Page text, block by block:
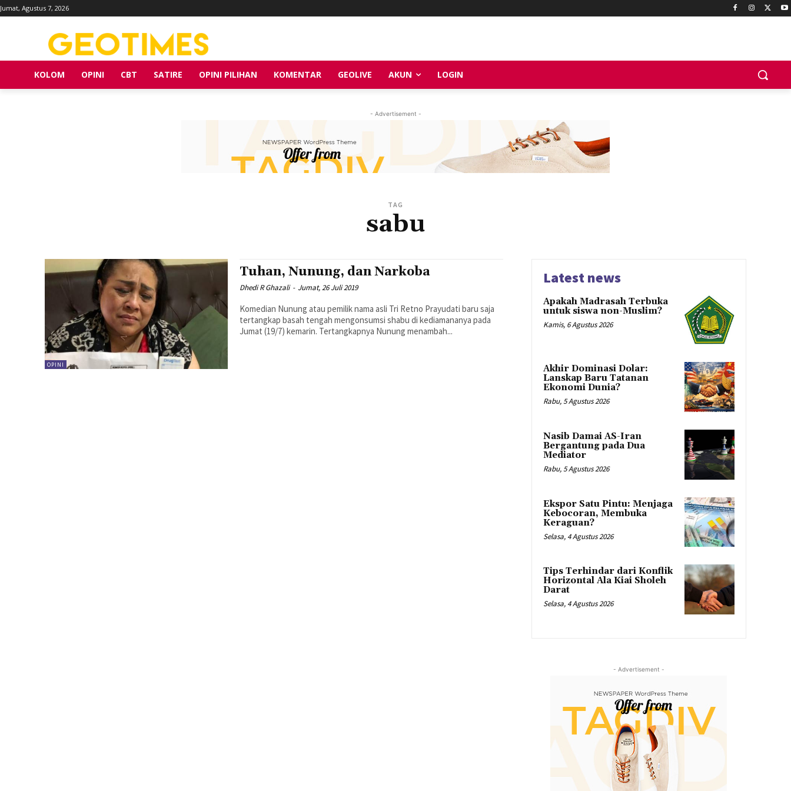
Jumat, Agustus 7, 2026
KOLOM OPINI CBT SATIRE OPINI PILIHAN KOMENTAR GEOLIVE AKUN LOGIN
- Advertisement -
TAG
sabu
OPINI
Tuhan, Nunung, dan Narkoba
Dhedi R Ghazali - Jumat, 26 Juli 2019
Komedian Nunung atau pemilik nama asli Tri Retno Prayudati baru saja
tertangkap basah tengah mengonsumsi shabu di kediamananya pada
Jumat (19/7) kemarin. Tertangkapnya Nunung menambah...
Latest news
Apakah Madrasah Terbuka
untuk siswa non-Muslim?
Kamis, 6 Agustus 2026
Akhir Dominasi Dolar:
Lanskap Baru Tatanan
Ekonomi Dunia?
Rabu, 5 Agustus 2026
Nasib Damai AS-Iran
Bergantung pada Dua
Mediator
Rabu, 5 Agustus 2026
Ekspor Satu Pintu: Menjaga
Kebocoran, Membuka
Keraguan?
Selasa, 4 Agustus 2026
Tips Terhindar dari Konflik
Horizontal Ala Kiai Sholeh
Darat
Selasa, 4 Agustus 2026
- Advertisement -